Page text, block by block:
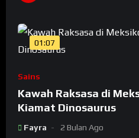
01:07
Sains
Kawah Raksasa di
Kiamat Dinosaurus
Fayra 2 Bulan Ago